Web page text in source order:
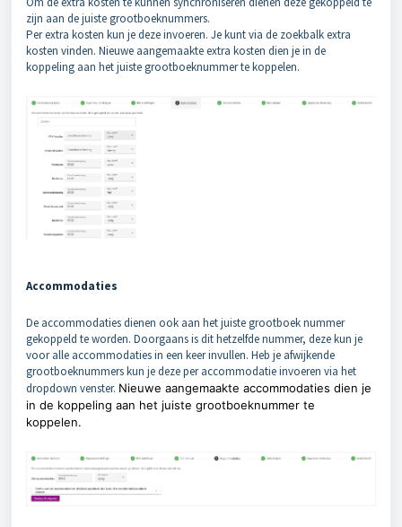
zijn aan de juiste grootboeknummers.
Per extra kosten kun je deze invoeren. Je kunt via de zoekbalk extra
kosten vinden. Nieuwe aangemaakte extra kosten dien je in de
koppeling aan het juiste grootboeknummer te koppelen.
Accommodaties
De accommodaties dienen ook aan het juiste grootboek nummer
gekoppeld te worden. Doorgaans is dit hetzelfde nummer, deze kun je
voor alle accommodaties in een keer invullen. Heb je afwijkende
grootboeknummers kun je deze per accommodatie invoeren via het
dropdown venster. Nieuwe aangemaakte accommodaties dien je
in de koppeling aan het juiste grootboeknummer te
koppelen.